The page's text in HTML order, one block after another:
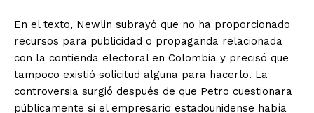
En el texto, Newlin subrayó que no ha proporcionado
recursos para publicidad o propaganda relacionada
con la contienda electoral en Colombia y precisó que
tampoco existió solicitud alguna para hacerlo. La
controversia surgió después de que Petro cuestionara
públicamente si el empresario estadounidense había